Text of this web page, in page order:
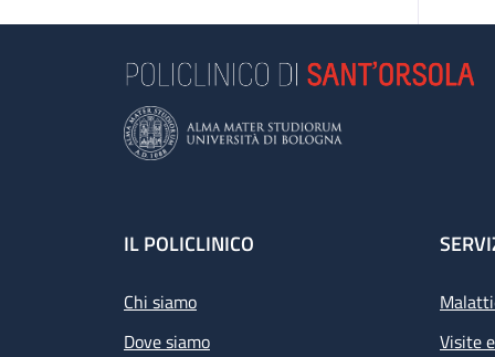
Footer
IL POLICLINICO
Chi siamo
Dove siamo
Visite